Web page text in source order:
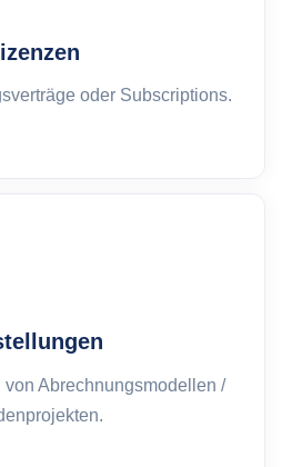
oder Subscriptions.
von Abrechnungsmodellen /